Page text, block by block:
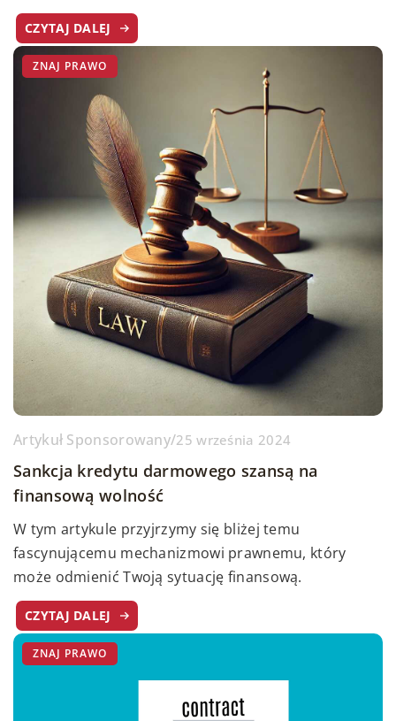
CZYTAJ DALEJ
ZNAJ PRAWO
Artykuł Sponsorowany/25 września 2024
Sankcja kredytu darmowego szansą na
finansową wolność
W tym artykule przyjrzymy się bliżej temu
fascynującemu mechanizmowi prawnemu, który
może odmienić Twoją sytuację finansową.
CZYTAJ DALEJ
ZNAJ PRAWO